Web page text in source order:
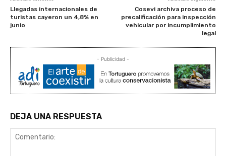
Llegadas internacionales de
turistas cayeron un 4,8% en
junio
Cosevi archiva proceso de
precalificación para inspección
vehicular por incumplimiento
legal
- Publicidad -
DEJA UNA RESPUESTA